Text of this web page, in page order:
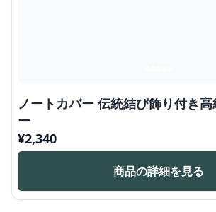
ノートカバー 伝統結び飾り付き
ー
¥2,340
商品の詳細を見る